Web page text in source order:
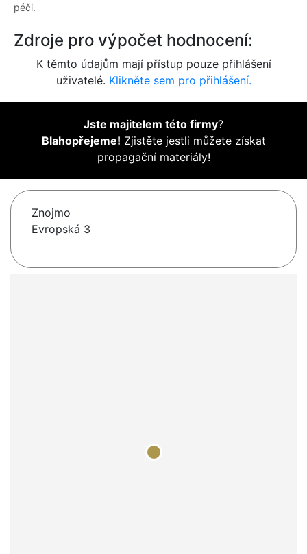
péči.
Zdroje pro výpočet hodnocení:
K těmto údajům mají přístup pouze přihlášení
uživatelé. Klikněte sem pro přihlášení.
Jste majitelem této firmy?
Blahopřejeme! Zjistěte jestli můžete získat
propagační materiály!
Znojmo
Evropská 3